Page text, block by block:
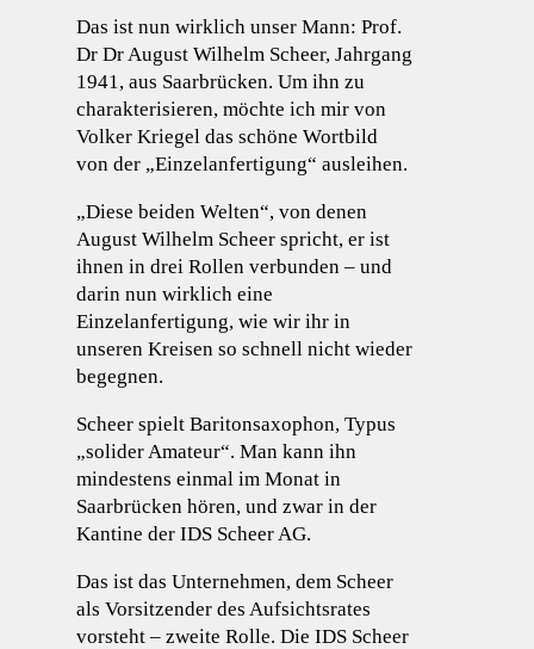
Das ist nun wirklich unser Mann: Prof.
Dr Dr August Wilhelm Scheer, Jahrgang
1941, aus Saarbrücken. Um ihn zu
charakterisieren, möchte ich mir von
Volker Kriegel das schöne Wortbild
von der „Einzelanfertigung“ ausleihen.
„Diese beiden Welten“, von denen
August Wilhelm Scheer spricht, er ist
ihnen in drei Rollen verbunden – und
darin nun wirklich eine
Einzelanfertigung, wie wir ihr in
unseren Kreisen so schnell nicht wieder
begegnen.
Scheer spielt Baritonsaxophon, Typus
„solider Amateur“. Man kann ihn
mindestens einmal im Monat in
Saarbrücken hören, und zwar in der
Kantine der IDS Scheer AG.
Das ist das Unternehmen, dem Scheer
als Vorsitzender des Aufsichtsrates
vorsteht – zweite Rolle. Die IDS Scheer